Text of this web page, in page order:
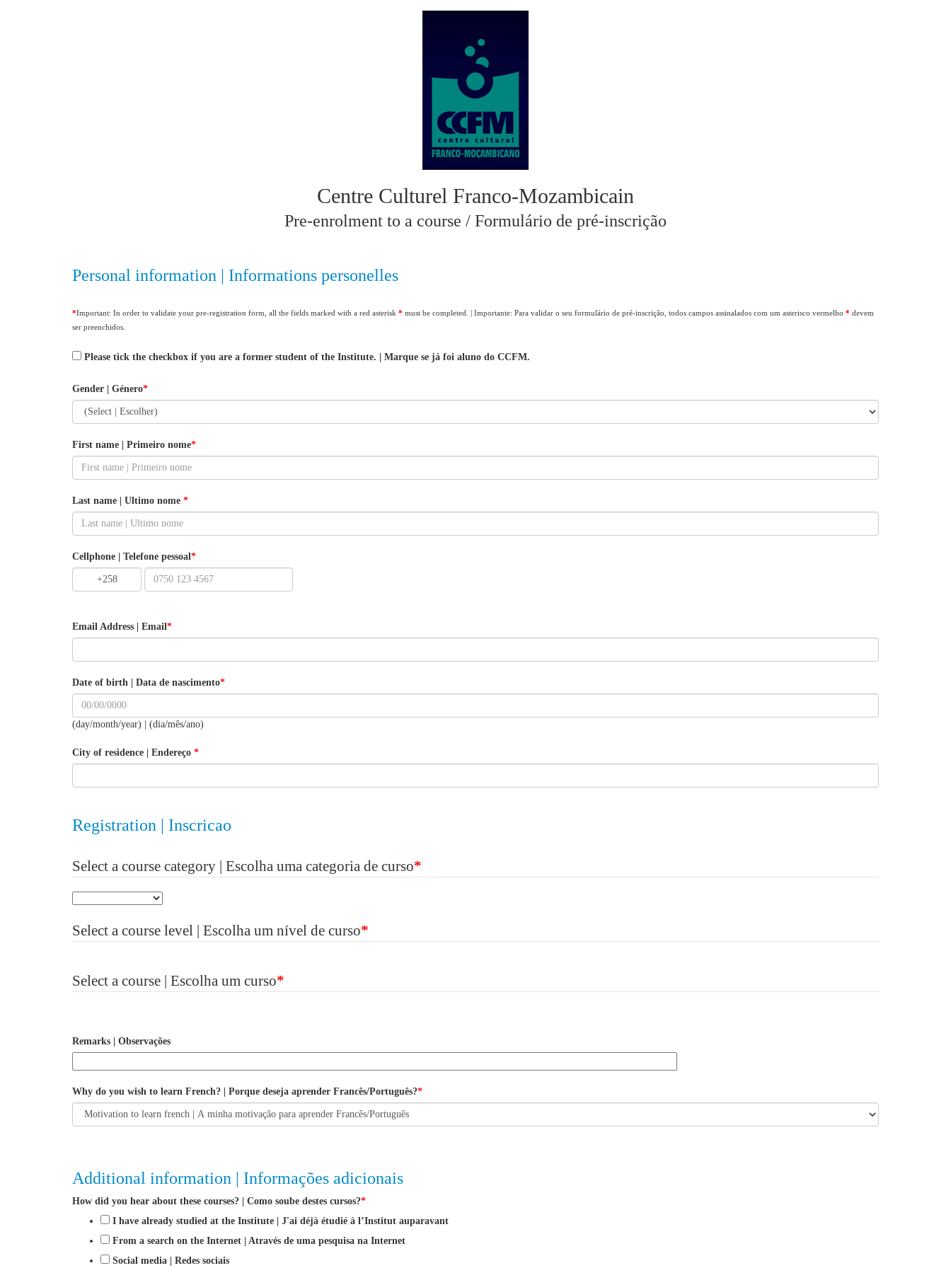
Centre Culturel Franco-Mozambicain
Pre-enrolment to a course / Formulário de pré-inscrição
Personal information | Informations personelles
*Important: In order to validate your pre-registration form, all the fields marked with a red asterisk * must be completed. | Importante: Para validar o seu formulário de pré-inscrição, todos campos assinalados com um asterisco vermelho * devem
ser preenchidos.
Please tick the checkbox if you are a former student of the Institute. | Marque se já foi aluno do CCFM.
Gender | Género*
First name | Primeiro nome*
Last name | Ultimo nome *
Cellphone | Telefone pessoal*
+258
Email Address | Email*
Date of birth | Data de nascimento*
(day/month/year) | (dia/mês/ano)
City of residence | Endereço *
Registration | Inscricao
Select a course category | Escolha uma categoria de curso*
Select a course level | Escolha um nível de curso*
Select a course | Escolha um curso*
Remarks | Observações
Why do you wish to learn French? | Porque deseja aprender Francês/Português?*
Additional information | Informações adicionais
How did you hear about these courses? | Como soube destes cursos?*
I have already studied at the Institute | J'ai déjà étudié à l’Institut auparavant
From a search on the Internet | Através de uma pesquisa na Internet
Social media | Redes sociais